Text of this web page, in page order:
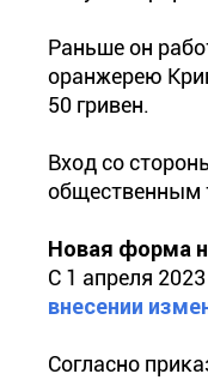
Раньше он
оранжерею
50 гривен.
Вход со
Новая форма
С 1 апреля
внесении
Согласно